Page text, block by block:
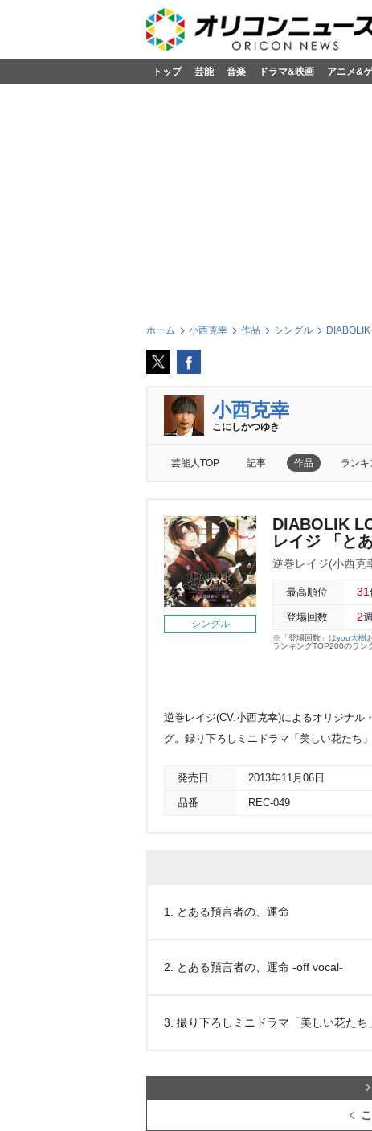
トップ 芸能 音楽 ドラマ&映画 アニメ&
ホーム 小西克幸 作品 シングル
小西克幸
こにしかつゆき
芸能人TOP 記事 作品 ランキ
シングル
DIABOLIK
レイジ 「と
逆巻レイジ(小西克
最高順位 31
登場回数 2週
※「登場回数」はyou大樹
ランキングTOP200のラン
逆巻レイジ(CV.小西克幸)によるオリジナル
グ。録り下ろしミニドラマ「美しい花たち」
発売日 2013年11月06日
品番 REC-049
1. とある預言者の、運命
2. とある預言者の、運命 -off vocal-
3. 撮り下ろしミニドラマ「美しい花たち」